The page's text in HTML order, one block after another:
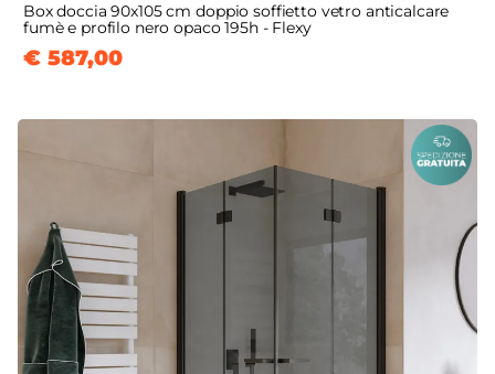
Box doccia 90x105 cm doppio soffietto vetro anticalcare
fumè e profilo nero opaco 195h - Flexy
€ 587,00